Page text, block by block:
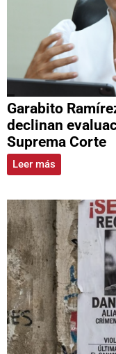
Garabito
declinan
Suprema Corte
Leer más